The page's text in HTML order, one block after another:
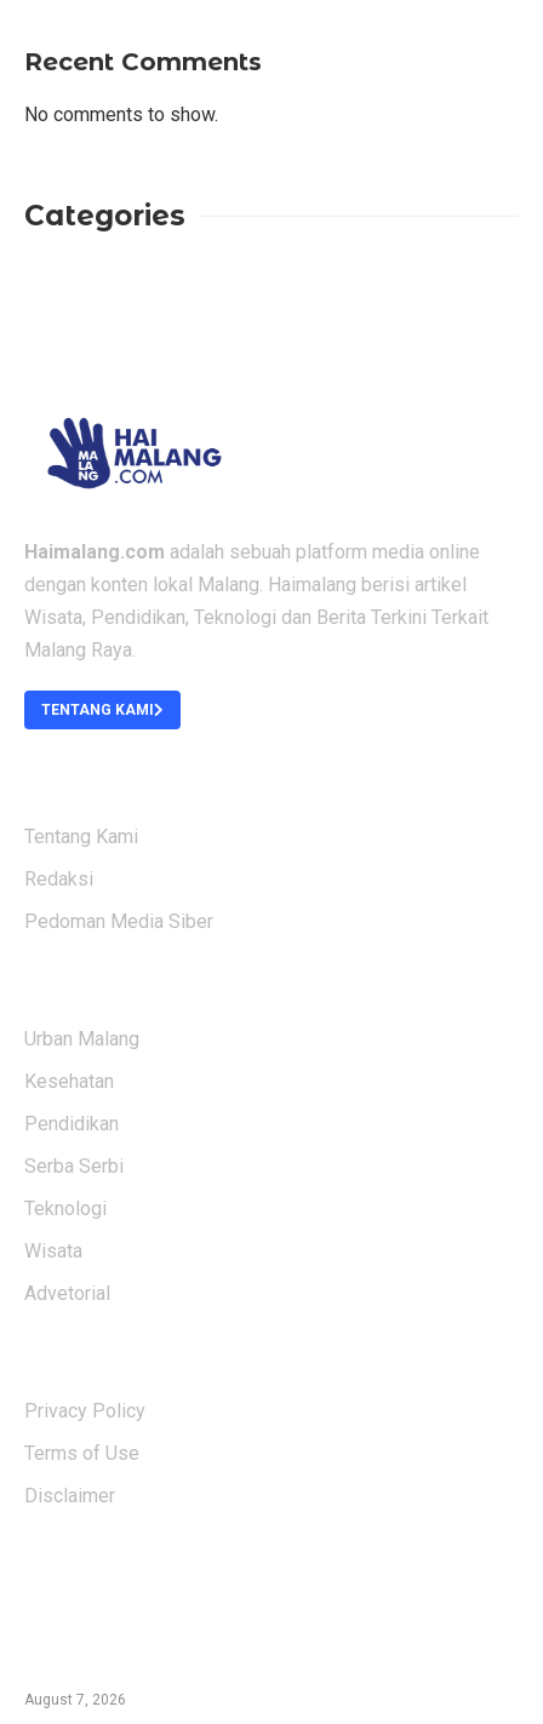
Recent Comments
No comments to show.
Categories
Haimalang.com adalah sebuah platform media online
dengan konten lokal Malang. Haimalang berisi artikel
Wisata, Pendidikan, Teknologi dan Berita Terkini Terkait
Malang Raya.
TENTANG KAMI
Tentang Kami
Redaksi
Pedoman Media Siber
Urban Malang
Kesehatan
Pendidikan
Serba Serbi
Teknologi
Wisata
Advetorial
Privacy Policy
Terms of Use
Disclaimer
August 7, 2026